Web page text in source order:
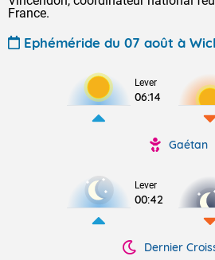
France.
Ephéméride du 07 août à
Lever
06:14
Gaétan
Lever
00:42
Dernier